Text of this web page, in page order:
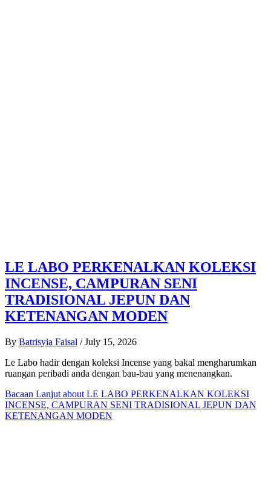
LE LABO PERKENALKAN KOLEKSI
INCENSE, CAMPURAN SENI
TRADISIONAL JEPUN DAN
KETENANGAN MODEN
By Batrisyia Faisal / July 15, 2026
Le Labo hadir dengan koleksi Incense yang bakal mengharumkan
ruangan peribadi anda dengan bau-bau yang menenangkan.
Bacaan Lanjut about LE LABO PERKENALKAN KOLEKSI
INCENSE, CAMPURAN SENI TRADISIONAL JEPUN DAN
KETENANGAN MODEN